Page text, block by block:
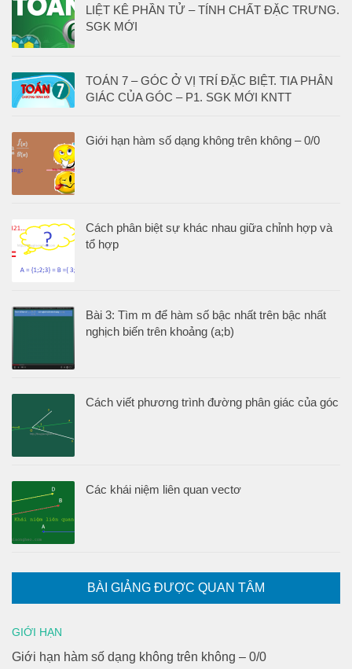
LIỆT KÊ PHẦN TỬ – TÍNH CHẤT ĐẶC TRƯNG.
SGK MỚI
TOÁN 7 – GÓC Ở VỊ TRÍ ĐẶC BIỆT. TIA PHÂN
GIÁC CỦA GÓC – P1. SGK MỚI KNTT
Giới hạn hàm số dạng không trên không – 0/0
Cách phân biệt sự khác nhau giữa chỉnh hợp và
tổ hợp
Bài 3: Tìm m để hàm số bậc nhất trên bậc nhất
nghịch biến trên khoảng (a;b)
Cách viết phương trình đường phân giác của góc
Các khái niệm liên quan vectơ
BÀI GIẢNG ĐƯỢC QUAN TÂM
GIỚI HẠN
Giới hạn hàm số dạng không trên không – 0/0